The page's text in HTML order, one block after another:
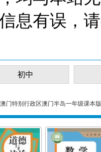
息有误，
初中
澳门特别行政区澳门半岛一年级课本